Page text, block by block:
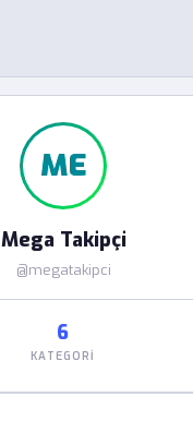
ME
Mega Takipçi
@megatakipci
6
KATEGORI